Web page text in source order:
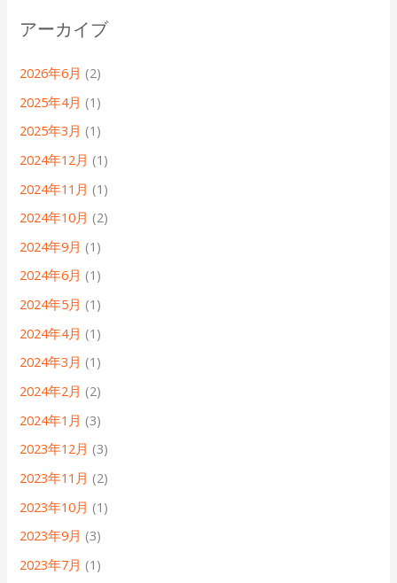
アーカイブ
2026年6月 (2)
2025年4月 (1)
2025年3月 (1)
2024年12月 (1)
2024年11月 (1)
2024年10月 (2)
2024年9月 (1)
2024年6月 (1)
2024年5月 (1)
2024年4月 (1)
2024年3月 (1)
2024年2月 (2)
2024年1月 (3)
2023年12月 (3)
2023年11月 (2)
2023年10月 (1)
2023年9月 (3)
2023年7月 (1)